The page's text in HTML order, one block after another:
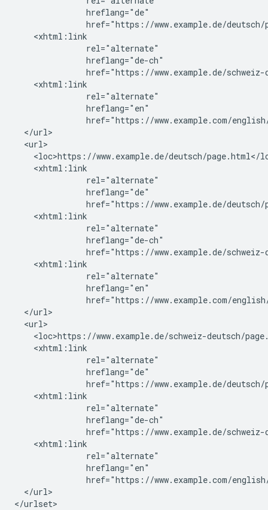
               hreflang="de"
href="https://www.example.de/
    <xhtml:link
               rel="alternate"
               hreflang="de-ch"
href="https://www.example.de/
    <xhtml:link
               rel="alternate"
               hreflang="en"
href="https://www.example.com/
  </url>
  <url>
<loc>https://www.example.de/deutsch/page.html</
    <xhtml:link
               rel="alternate"
               hreflang="de"
href="https://www.example.de/
    <xhtml:link
               rel="alternate"
               hreflang="de-ch"
href="https://www.example.de/
    <xhtml:link
               rel="alternate"
               hreflang="en"
href="https://www.example.com/
  </url>
  <url>
<loc>https://www.example.de/schweiz-deutsch/
    <xhtml:link
               rel="alternate"
               hreflang="de"
href="https://www.example.de/
    <xhtml:link
               rel="alternate"
               hreflang="de-ch"
href="https://www.example.de/
    <xhtml:link
               rel="alternate"
               hreflang="en"
href="https://www.example.com/
  </url>
</urlset>